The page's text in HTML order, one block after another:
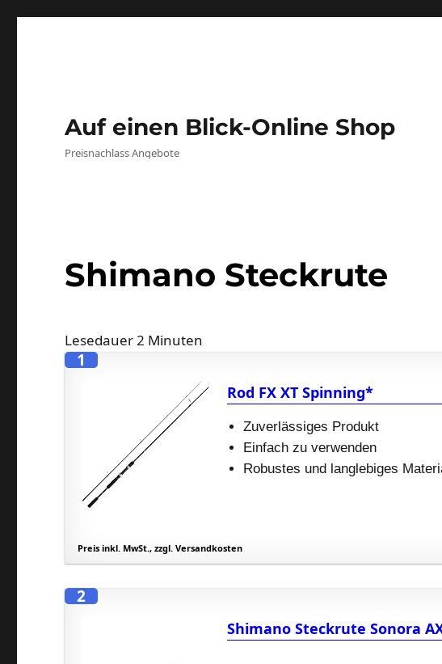
Auf einen Blick-Online Shop
Preisnachlass Angebote
Shimano Steckrute
Lesedauer2 Minuten
1
Rod FX XT Spinning*
Zuverlässiges Produkt
Einfach zu verwenden
Robustes und langlebiges
Preis inkl. MwSt., zzgl. Versandkosten
2
Shimano Steckrute Sonora